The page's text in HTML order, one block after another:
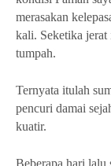
merasakan
kali. Seketika jerat
tumpah.
Ternyata itulah
pencuri damai
kuatir.